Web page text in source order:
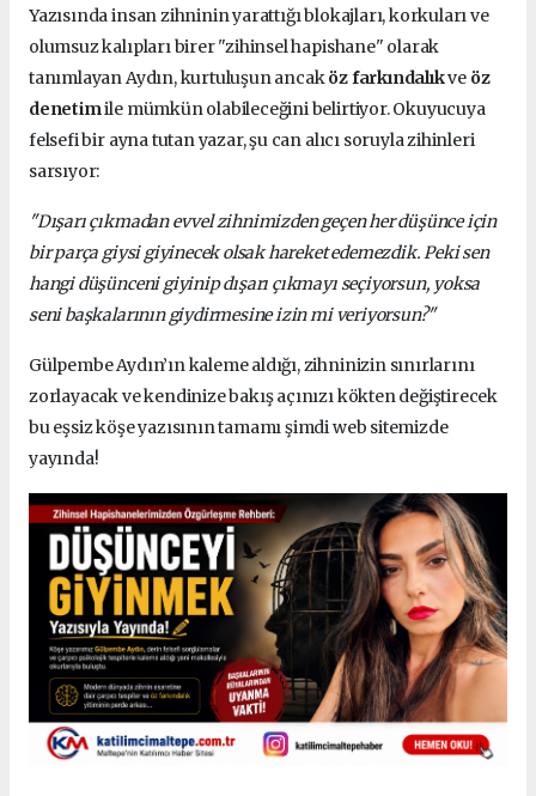
Yazısında insan zihninin yarattığı blokajları, korkuları ve
olumsuz kalıpları birer "zihinsel hapishane" olarak
tanımlayan Aydın, kurtuluşun ancaköz farkındalıkve öz
denetimile mümkün olabileceğini belirtiyor. Okuyucuya
felsefi bir ayna tutan yazar, şu can alıcı soruyla zihinleri
sarsıyor:
"Dışarı çıkmadan evvel zihnimizden geçen her düşünce için
bir parça giysi giyinecek olsak hareket edemezdik. Peki sen
hangi düşünceni giyinip dışarı çıkmayı seçiyorsun, yoksa
seni başkalarının giydirmesine izin mi veriyorsun?"
Gülpembe Aydın’ın kaleme aldığı, zihninizin sınırlarını
zorlayacak ve kendinize bakış açınızı kökten değiştirecek
bu eşsiz köşe yazısının tamamı şimdi web sitemizde
yayında!